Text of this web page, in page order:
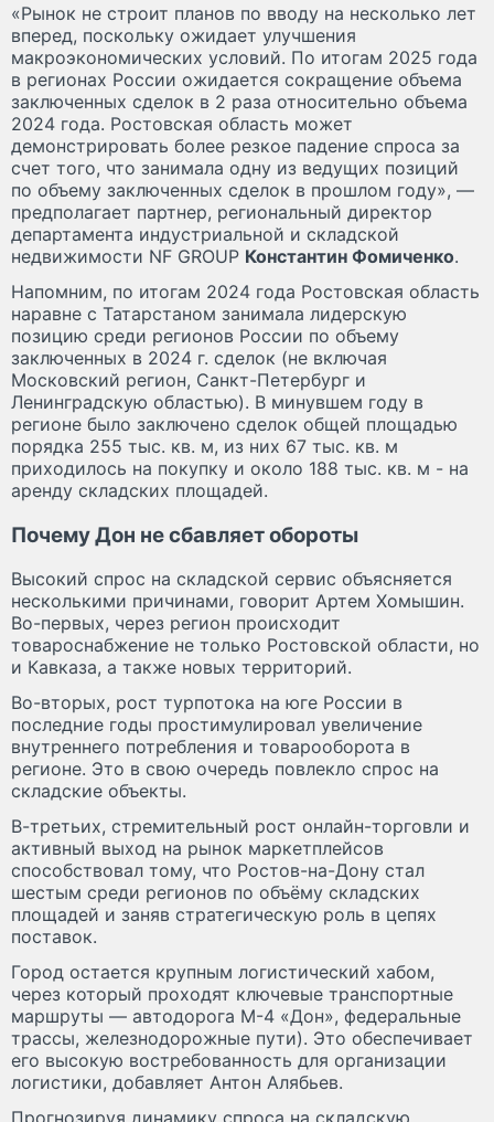
«Рынок не строит планов по вводу на несколько лет
вперед, поскольку ожидает улучшения
макроэкономических условий. По итогам 2025 года
в регионах России ожидается сокращение объема
заключенных сделок в 2 раза относительно объема
2024 года. Ростовская область может
демонстрировать более резкое падение спроса за
счет того, что занимала одну из ведущих позиций
по объему заключенных сделок в прошлом году», —
предполагает партнер, региональный директор
департамента индустриальной и складской
недвижимости NF GROUP Константин Фомиченко.
Напомним, по итогам 2024 года Ростовская область
наравне с Татарстаном занимала лидерскую
позицию среди регионов России по объему
заключенных в 2024 г. сделок (не включая
Московский регион, Санкт-Петербург и
Ленинградскую областью). В минувшем году в
регионе было заключено сделок общей площадью
порядка 255 тыс. кв. м, из них 67 тыс. кв. м
приходилось на покупку и около 188 тыс. кв. м - на
аренду складских площадей.
Почему Дон не сбавляет обороты
Высокий спрос на складской сервис объясняется
несколькими причинами, говорит Артем Хомышин.
Во-первых, через регион происходит
товароснабжение не только Ростовской области, но
и Кавказа, а также новых территорий.
Во-вторых, рост турпотока на юге России в
последние годы простимулировал увеличение
внутреннего потребления и товарооборота в
регионе. Это в свою очередь повлекло спрос на
складские объекты.
В-третьих, стремительный рост онлайн-торговли и
активный выход на рынок маркетплейсов
способствовал тому, что Ростов-на-Дону стал
шестым среди регионов по объёму складских
площадей и заняв стратегическую роль в цепях
поставок.
Город остается крупным логистический хабом,
через который проходят ключевые транспортные
маршруты — автодорога М-4 «Дон», федеральные
трассы, железнодорожные пути). Это обеспечивает
его высокую востребованность для организации
логистики, добавляет Антон Алябьев.